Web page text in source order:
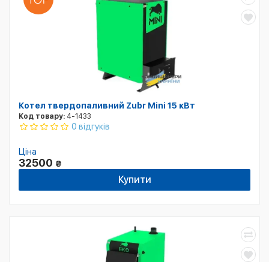
Котел твердопаливний Zubr Mini 15 кВт
Код товару: 4-1433
0 відгуків
Ціна
32500 ₴
Купити